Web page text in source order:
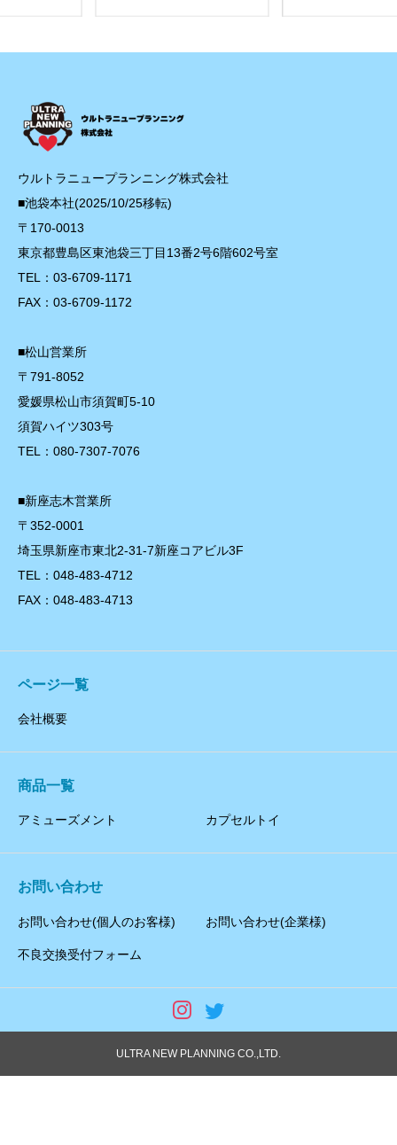
ウルトラニュープランニング株式会社
■池袋本社(2025/10/25移転)
〒170-0013
東京都豊島区東池袋三丁目13番2号6階602号室
TEL：03-6709-1171
FAX：03-6709-1172
■松山営業所
〒791-8052
愛媛県松山市須賀町5-10
須賀ハイツ303号
TEL：080-7307-7076
■新座志木営業所
〒352-0001
埼玉県新座市東北2-31-7新座コアビル3F
TEL：048-483-4712
FAX：048-483-4713
ページ一覧
会社概要
商品一覧
アミューズメント カプセルトイ
お問い合わせ
お問い合わせ(個人のお客様) お問い合わせ(企業様)
不良交換受付フォーム
ULTRA NEW PLANNING CO.,LTD.